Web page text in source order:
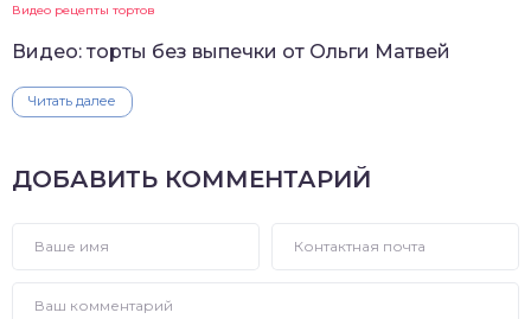
Видео рецепты тортов
Видео: торты без выпечки от Ольги Матвей
Читать далее
ДОБАВИТЬ КОММЕНТАРИЙ